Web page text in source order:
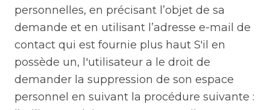
personnelles, en précisant l’objet de sa
demande et en utilisant l’adresse e-mail de
contact qui est fournie plus haut S'il en
possède un, l'utilisateur a le droit de
demander la suppression de son espace
personnel en suivant la procédure suivante :